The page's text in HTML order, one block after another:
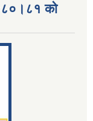
को